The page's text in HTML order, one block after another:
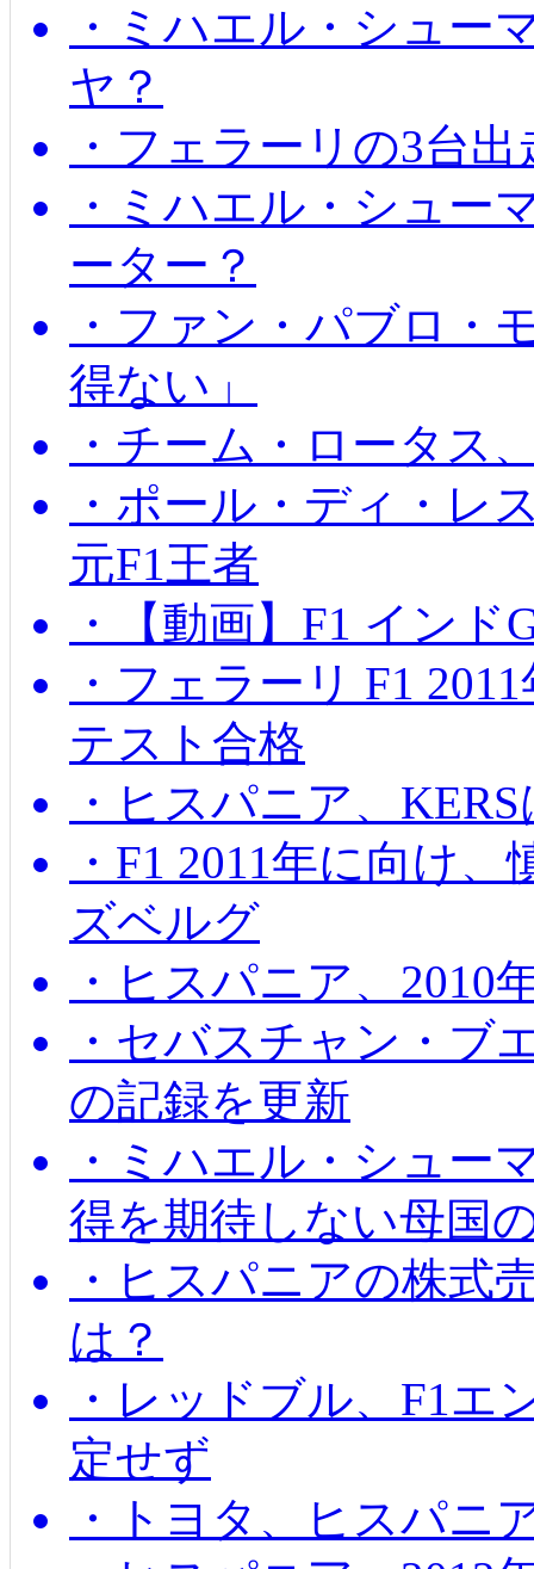
・ミハエル・シュー
ヤ？
・フェラーリの3台
・ミハエル・シュー
ーター？
・ファン・パブロ・
得ない」
・チーム・ロータス
・ポール・ディ・レ
元F1王者
・【動画】F1 イン
・フェラーリ F1
テスト合格
・ヒスパニア、
・F1 2011年に向け
ズベルグ
・ヒスパニア、2010
・セバスチャン・ブ
の記録を更新
・ミハエル・シュー
得を期待しない母国
・ヒスパニアの株式
は？
・レッドブル、F1エ
定せず
・トヨタ、ヒスパニ